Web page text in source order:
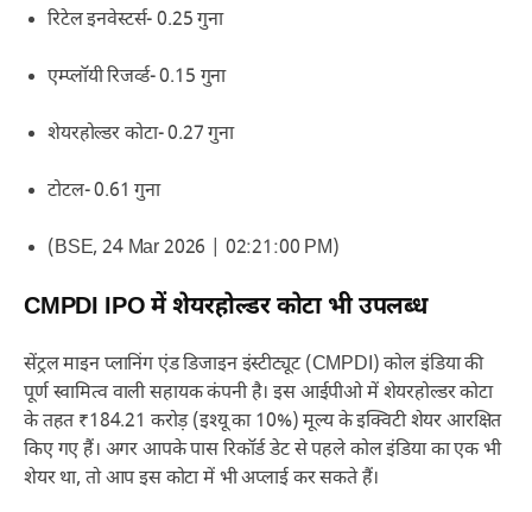
रिटेल इनवेस्टर्स- 0.25 गुना
एम्प्लॉयी रिजर्व्ड- 0.15 गुना
शेयरहोल्डर कोटा- 0.27 गुना
टोटल- 0.61 गुना
(BSE, 24 Mar 2026 | 02:21:00 PM)
CMPDI IPO में शेयरहोल्डर कोटा भी उपलब्ध
सेंट्रल माइन प्लानिंग एंड डिजाइन इंस्टीट्यूट (CMPDI) कोल इंडिया की
पूर्ण स्वामित्व वाली सहायक कंपनी है। इस आईपीओ में शेयरहोल्डर कोटा
के तहत ₹184.21 करोड़ (इश्यू का 10%) मूल्य के इक्विटी शेयर आरक्षित
किए गए हैं। अगर आपके पास रिकॉर्ड डेट से पहले कोल इंडिया का एक भी
शेयर था, तो आप इस कोटा में भी अप्लाई कर सकते हैं।